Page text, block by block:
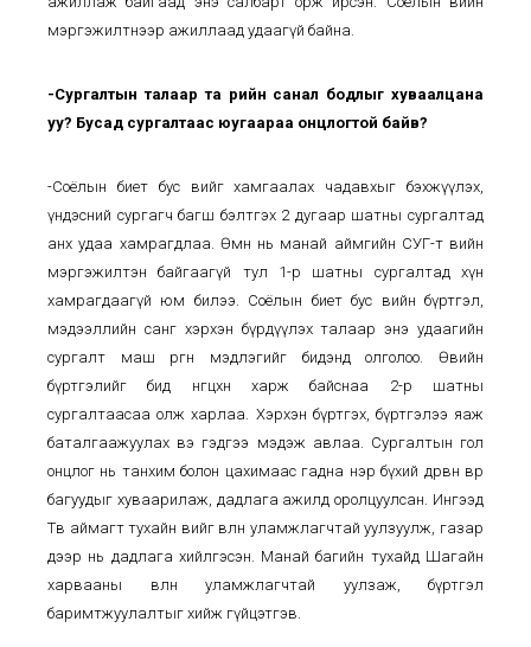
мэргэжилтнээр ажиллаад удаагүй байна.
-Сургалтын талаар та өөрийн санал бодлыг хуваалцана
уу? Бусад сургалтаас юугаараа онцлогтой байв?
-Соёлын биет бус өвийг хамгаалах чадавхыг бэхжүүлэх,
үндэсний сургагч багш бэлтгэх 2 дугаар шатны сургалтад
анх удаа хамрагдлаа. Өмнө нь манай аймгийн СУГ-т өвийн
мэргэжилтэн байгаагүй тул 1-р шатны сургалтад хүн
хамрагдаагүй юм билээ. Соёлын биет бус өвийн бүртгэл,
мэдээллийн санг хэрхэн бүрдүүлэх талаар энэ удаагийн
сургалт маш өргөн мэдлэгийг бидэнд олголоо. Өвийн
бүртгэлийг бид өнгөцхөн харж байснаа 2-р шатны
сургалтаасаа олж харлаа. Хэрхэн бүртгэх, бүртгэлээ яаж
баталгаажуулах вэ гэдгээ мэдэж авлаа. Сургалтын гол
онцлог нь танхим болон цахимаас гадна нэр бүхий дөрвөн өвөөр
багуудыг хуваарилаж, дадлага ажилд оролцуулсан. Ингээд
Төв аймагт тухайн өвийг өвлөн уламжлагчтай уулзуулж, газар
дээр нь дадлага хийлгэсэн. Манай багийн тухайд Шагайн
харвааны өвлөн уламжлагчтай уулзаж, бүртгэл
баримтжуулалтыг хийж гүйцэтгэв.